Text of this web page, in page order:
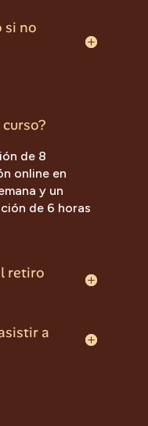
si no
de 8
online en
y un
de 6 horas
retiro
a